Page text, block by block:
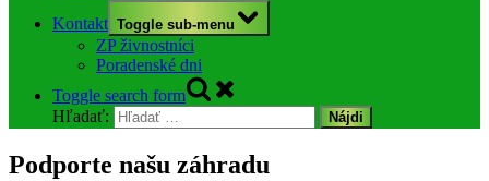
Kontakt Toggle sub-menu
ZP živnostníci
Poradenské dni
Toggle search form
Hľadať:
Podporte našu záhradu